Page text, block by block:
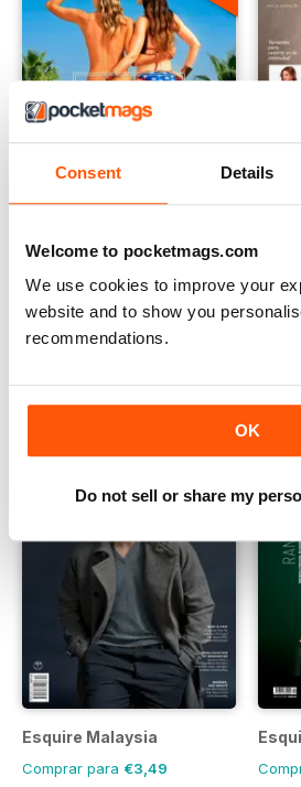
Consent Details
Welcome to pocketmags.com
We use cookies to improve your
website and to show you
recommendations.
OK
Do not sell or share my
Delicate Magazine
Annual Subscription para
€19,99
Esquire Malaysia
Comprar para €3,49